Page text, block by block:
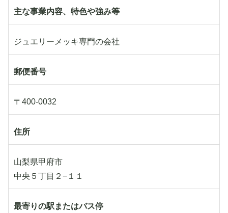
主な事業内容、特色や強み等
ジュエリーメッキ専門の会社
郵便番号
〒400-0032
住所
山梨県甲府市
中央５丁目２−１１
最寄りの駅またはバス停